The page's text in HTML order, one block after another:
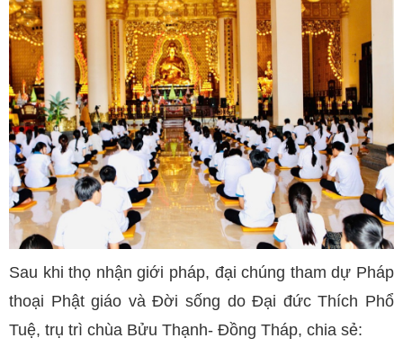
Sau khi thọ nhận giới pháp, đại chúng tham dự Pháp
thoại Phật giáo và Đời sống do Đại đức Thích Phổ
Tuệ, trụ trì chùa Bửu Thạnh- Đồng Tháp, chia sẻ: